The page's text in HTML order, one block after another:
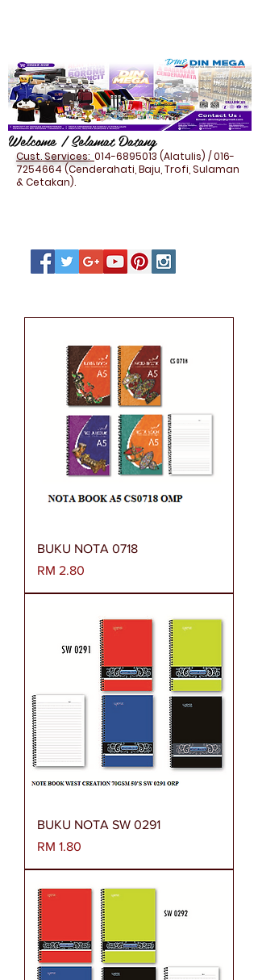
Welcome / Selamat Datang
Cust. Services: 014-6895013 (Alatulis) /016-
7254664(Cenderahati, Baju, Trofi, Sulaman
& Cetakan).
BUKU NOTA 0718
Harga
RM 2.80
BUKU NOTA SW 0291
Harga
RM 1.80